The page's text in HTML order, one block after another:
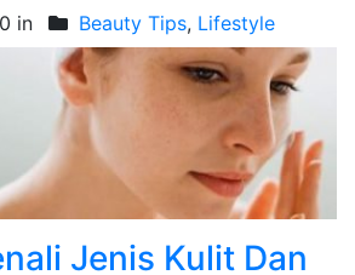
in Beauty Tips, Lifestyle
Jenis Kulit Dan